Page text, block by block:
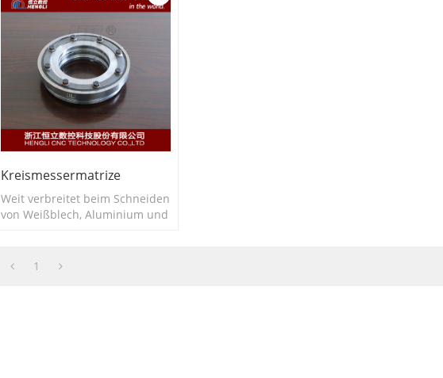
Kreismessermatrize
Weit verbreitet beim Schneiden
von Weißblech, Aluminium und
1